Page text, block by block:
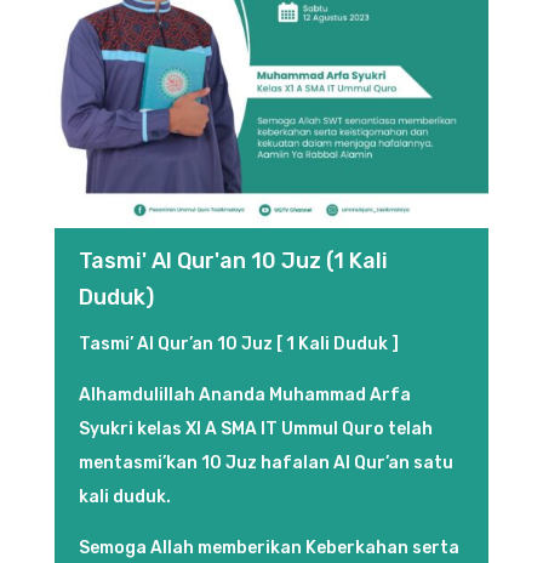
Tasmi' Al Qur'an 10 Juz (1 Kali
Duduk)
Tasmi’ Al Qur’an 10 Juz [ 1 Kali Duduk ]
Alhamdulillah Ananda Muhammad Arfa
Syukri kelas XI A SMA IT Ummul Quro telah
mentasmi’kan 10 Juz hafalan Al Qur’an satu
kali duduk.
Semoga Allah memberikan Keberkahan serta